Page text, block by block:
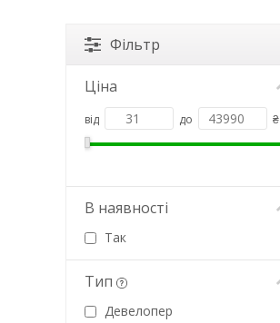
Фільтр
Ціна
від до ₴
В наявності
Так
Тип
Девелопер